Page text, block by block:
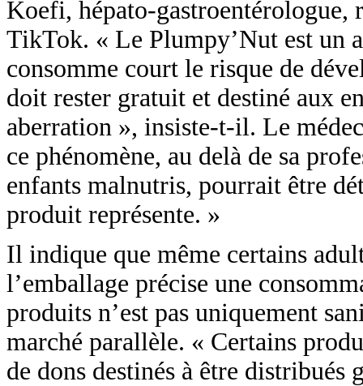
Koefi, hépato-gastroentérologue,
TikTok. « Le Plumpy’Nut est un
consomme court le risque de
doit rester gratuit et destiné aux
aberration », insiste-t-il. Le
ce phénomène, au delà de sa
enfants malnutris, pourrait être
produit représente. »
Il indique que même certains
l’emballage précise une
produits n’est pas uniquement
marché parallèle. « Certains
de dons destinés à être distribués